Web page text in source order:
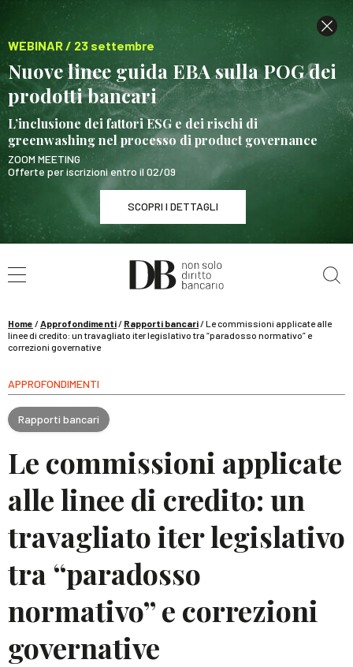
WEBINAR / 23 settembre
Nuove linee guida EBA sulla POG dei
prodotti bancari
L’inclusione dei fattori ESG e dei rischi di
greenwashing nel processo di product governance
ZOOM MEETING
Offerte per iscrizioni entro il 02/09
SCOPRI I DETTAGLI
WEBINAR / 23 settembre
Nuove linee guida EBA sulla POG dei prodotti
SCOPRI I DETTAGLI
Home /Approfondimenti/ Rapporti bancari/Le commissioni applicate alle
linee di credito: un travagliato iter legislativo tra “paradosso normativo” e
correzioni governative
APPROFONDIMENTI
Rapporti bancari
Le commissioni applicate
alle linee di credito: un
travagliato iter legislativo
tra “paradosso
normativo” e correzioni
governative